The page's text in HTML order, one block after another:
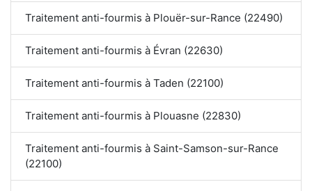
Traitement anti-fourmis à Plouër-sur-Rance (22490)
Traitement anti-fourmis à Évran (22630)
Traitement anti-fourmis à Taden (22100)
Traitement anti-fourmis à Plouasne (22830)
Traitement anti-fourmis à Saint-Samson-sur-Rance
(22100)